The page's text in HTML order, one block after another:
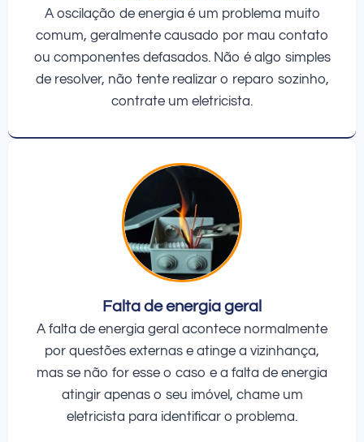
A oscilação de energia é um problema muito
comum, geralmente causado por mau contato
ou componentes defasados. Não é algo simples
de resolver, não tente realizar o reparo sozinho,
contrate um eletricista.
Falta de energia geral
A falta de energia geral acontece normalmente
por questões externas e atinge a vizinhança,
mas se não for esse o caso e a falta de energia
atingir apenas o seu imóvel, chame um
eletricista para identificar o problema.